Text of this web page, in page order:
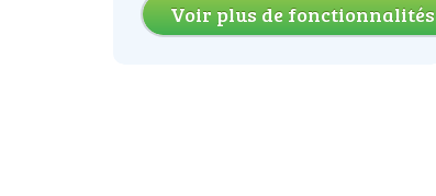
Voir plus de fonctionnalités